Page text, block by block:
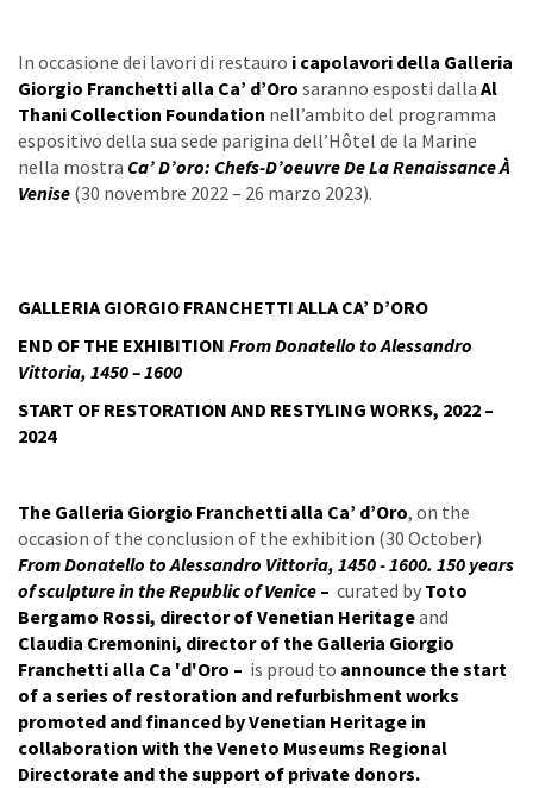
In occasione dei lavori di restauro i capolavori della Galleria
Giorgio Franchetti alla Ca’ d’Oro saranno esposti dalla Al
Thani Collection Foundation nell’ambito del programma
espositivo della sua sede parigina dell’Hôtel de la Marine
nella mostra Ca’ D’oro: Chefs-D’oeuvre De La Renaissance À
Venise (30 novembre 2022 – 26 marzo 2023).
GALLERIA GIORGIO FRANCHETTI ALLA CA’ D’ORO
END OF THE EXHIBITION From Donatello to Alessandro
Vittoria, 1450 – 1600
START OF RESTORATION AND RESTYLING WORKS, 2022 –
2024
The Galleria Giorgio Franchetti alla Ca’ d’Oro, on the
occasion of the conclusion of the exhibition (30 October)
From Donatello to Alessandro Vittoria, 1450 - 1600. 150 years
of sculpture in the Republic of Venice – curated by Toto
Bergamo Rossi, director of Venetian Heritageand
Claudia Cremonini, director of the Galleria Giorgio
Franchetti alla Ca 'd'Oro – is proud to announce the start
of a series of restoration and refurbishment works
promoted and financed by Venetian Heritage in
collaboration with the Veneto Museums Regional
Directorate and the support of private donors.